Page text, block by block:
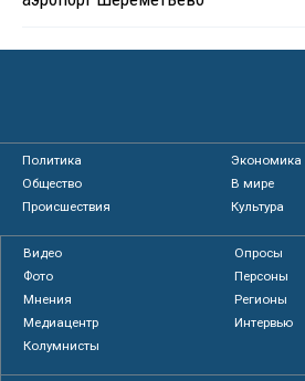
Политика
Экономика
Общество
В мире
Происшествия
Культура
Видео
Опросы
Фото
Персоны
Мнения
Регионы
Медиацентр
Интервью
Колумнисты